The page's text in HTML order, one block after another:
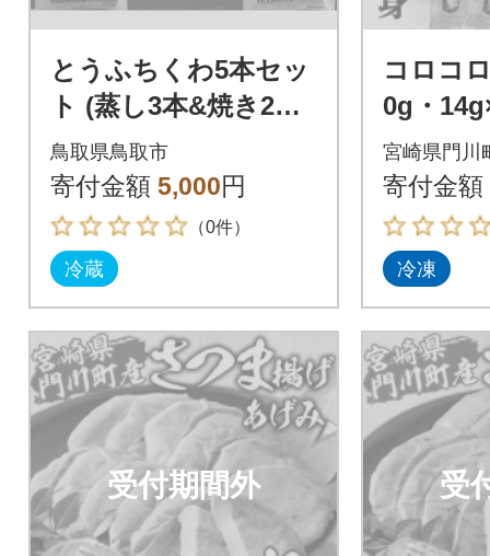
とうふちくわ5本セッ
ト (蒸し3本&焼き2本)
【前田商店】(ふるさ
と物産館)
鳥取県鳥取市
寄付金額 5,000円
（0件）
冷蔵
コロコ
0g・
宮崎県門川
寄付金額
冷凍
受付期間外 受